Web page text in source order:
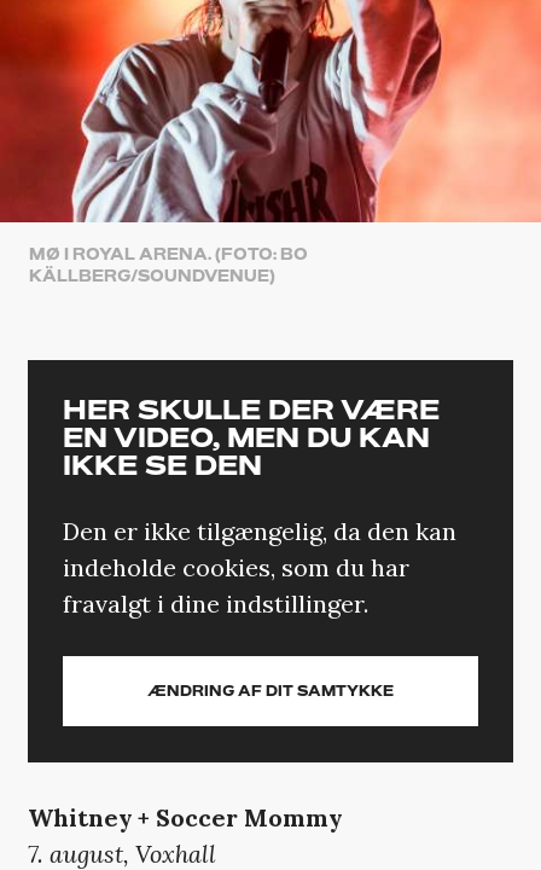
MØ I ROYAL ARENA. (FOTO: BO
KÄLLBERG/SOUNDVENUE)
HER SKULLE DER VÆRE
EN VIDEO, MEN DU KAN
IKKE SE DEN
Den er ikke tilgængelig, da den kan
indeholde cookies, som du har
fravalgt i dine indstillinger.
ÆNDRING AF DIT SAMTYKKE
Whitney + Soccer Mommy
7. august, Voxhall